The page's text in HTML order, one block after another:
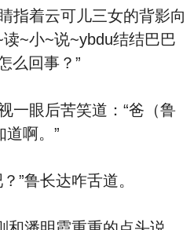
着云可儿三女的背影向
~小~说~ybdu结结巴巴
么回事？”
眼后苦笑道：“爸（鲁
道啊。”
鲁长达咋舌道。